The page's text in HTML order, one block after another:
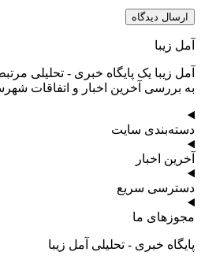
آمل زیبا
آمل زیبا یک پایگاه خبری - تحلیلی
به بررسی آخرین اخبار و اتفاقات
دسته‌بندی سایت
آخرین اخبار
دسترسی سریع
مجوزهای ما
پایگاه خبری - تحلیلی آمل زیبا